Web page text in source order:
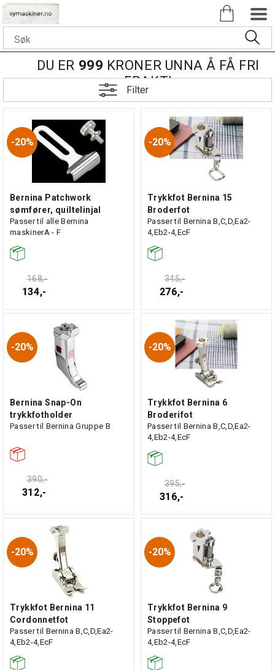
DU ER 999 KRONER UNNA Å FÅ FRI
FRAKT!
Filter
20%
Bernina Patchwork
sømfører, quiltelinjal
Passer til alle Bernina
maskinerA - F
168,-
134,-
20%
Trykkfot Bernina 15
Broderfot
Passer til Bernina B,C,D,Ea2-
4,Eb2-4,EcF
345,-
276,-
20%
Bernina Snap-On
trykkfotholder
Passer til Bernina Gruppe B
390,-
312,-
20%
Trykkfot Bernina 6
Broderifot
Passer til Bernina B,C,D,Ea2-
4,Eb2-4,EcF
395,-
316,-
20%
Trykkfot Bernina 11
Cordonnetfot
Passer til Bernina B,C,D,Ea2-
4,Eb2-4,EcF
20%
Trykkfot Bernina 9
Stoppefot
Passer til Bernina B,C,D,Ea2-
4,Eb2-4,EcF